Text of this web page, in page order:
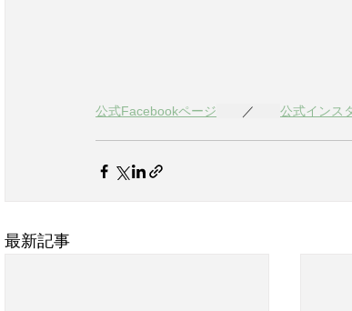
公式Facebookページ ／ 公式インス
最新記事